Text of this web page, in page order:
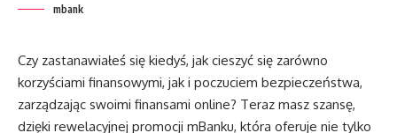
mbank
Czy zastanawiałeś się kiedyś, jak cieszyć się zarówno
korzyściami finansowymi, jak i poczuciem bezpieczeństwa,
zarządzając swoimi finansami online? Teraz masz szansę,
dzięki rewelacyjnej promocji mBanku, która oferuje nie tylko